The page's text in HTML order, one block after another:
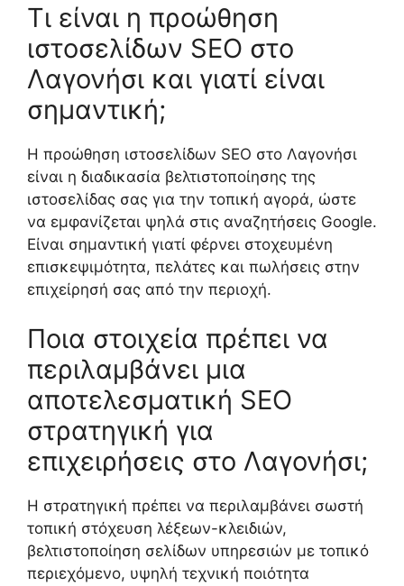
Τι είναι η προώθηση
ιστοσελίδων SEO στο
Λαγονήσι και γιατί είναι
σημαντική;
Η προώθηση ιστοσελίδων SEO στο Λαγονήσι
είναι η διαδικασία βελτιστοποίησης της
ιστοσελίδας σας για την τοπική αγορά, ώστε
να εμφανίζεται ψηλά στις αναζητήσεις Google.
Είναι σημαντική γιατί φέρνει στοχευμένη
επισκεψιμότητα, πελάτες και πωλήσεις στην
επιχείρησή σας από την περιοχή.
Ποια στοιχεία πρέπει να
περιλαμβάνει μια
αποτελεσματική SEO
στρατηγική για
επιχειρήσεις στο Λαγονήσι;
Η στρατηγική πρέπει να περιλαμβάνει σωστή
τοπική στόχευση λέξεων-κλειδιών,
βελτιστοποίηση σελίδων υπηρεσιών με τοπικό
περιεχόμενο, υψηλή τεχνική ποιότητα